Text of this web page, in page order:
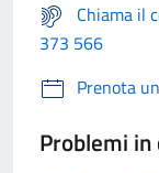
Chiama il
373 566
Prenota
Problemi